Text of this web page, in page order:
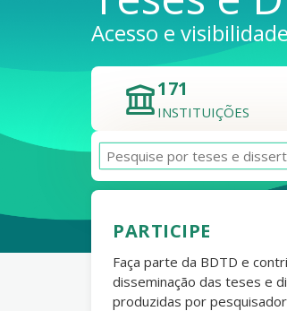
Acesso e
171
INSTITUIÇÕES
PARTICIPE
Faça parte da BDTD e
disseminação das teses e
produzidas por